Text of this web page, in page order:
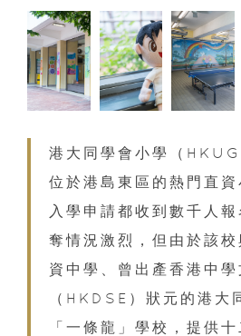
港大同學會小學（
位於港島東區的熱門直
入學申請都收到數千人
奪情況激烈，但由於該
資中學、曾出產香港中學
（HKDSE）狀元的港大
「一條龍」學校，提供